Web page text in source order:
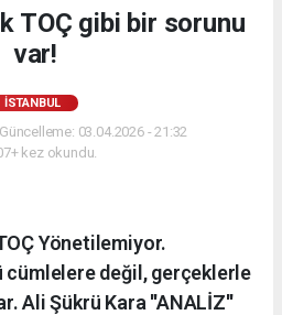
TOÇ gibi bir sorunu
var!
İSTANBUL
03.04.2026 - 21:32
kez okundu.
Yönetilemiyor.
cümlelere değil, gerçeklerle
Ali Şükrü Kara ''ANALİZ''